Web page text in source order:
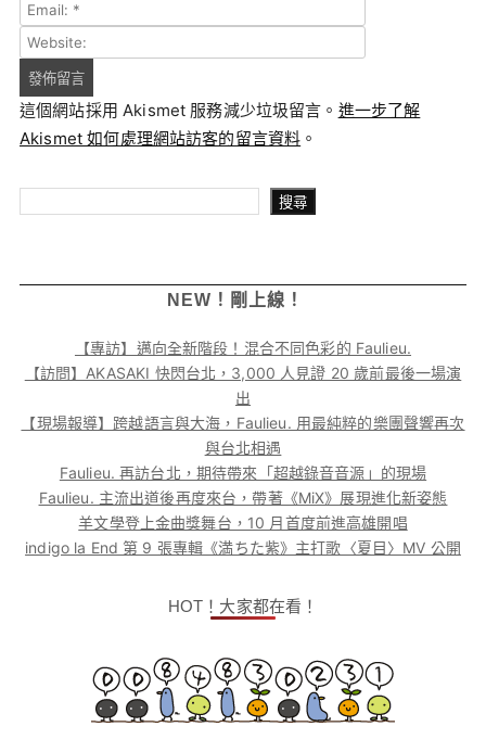
這個網站採用 Akismet 服務減少垃圾留言。 進一步了解
Akismet 如何處理網站訪客的留言資料 。
搜尋
NEW！剛上線！
【專訪】邁向全新階段！混合不同色彩的 Faulieu.
【訪問】AKASAKI 快閃台北，3,000 人見證 20 歲前最後一場演
出
【現場報導】跨越語言與大海，Faulieu. 用最純粹的樂團聲響再次
與台北相遇
Faulieu. 再訪台北，期待帶來「超越錄音音源」的現場
Faulieu. 主流出道後再度來台，帶著《MiX》展現進化新姿態
羊文學登上金曲獎舞台，10 月首度前進高雄開唱
indigo la End 第 9 張專輯《満ちた紫》主打歌〈夏目〉MV 公開
HOT！大家都在看！